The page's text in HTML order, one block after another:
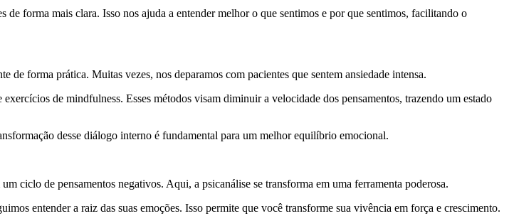
forma mais clara. Isso nos ajuda a entender melhor o que sentimos e por que sentimos, facilitando o
forma prática. Muitas vezes, nos deparamos com pacientes que sentem ansiedade intensa.
de mindfulness. Esses métodos visam diminuir a velocidade dos pensamentos, trazendo um estado
desse diálogo interno é fundamental para um melhor equilíbrio emocional.
ciclo de pensamentos negativos. Aqui, a psicanálise se transforma em uma ferramenta poderosa.
entender a raiz das suas emoções. Isso permite que você transforme sua vivência em força e crescimento.